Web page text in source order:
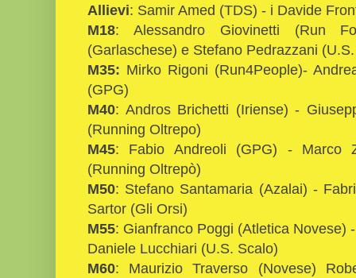
Allievi: Samir Amed (TDS) - i Davide
M18: Alessandro Giovinetti (Run
(Garlaschese) e Stefano Pedrazzani
M35: Mirko Rigoni (Run4People)-
(GPG)
M40: Andros Brichetti (Iriense) -
(Running Oltrepo)
M45: Fabio Andreoli (GPG) - Marco
(Running Oltrepò)
M50: Stefano Santamaria (Azalai) -
Sartor (Gli Orsi)
M55: Gianfranco Poggi (Atletica Novese)
Daniele Lucchiari (U.S. Scalo)
M60: Maurizio Traverso (Novese)